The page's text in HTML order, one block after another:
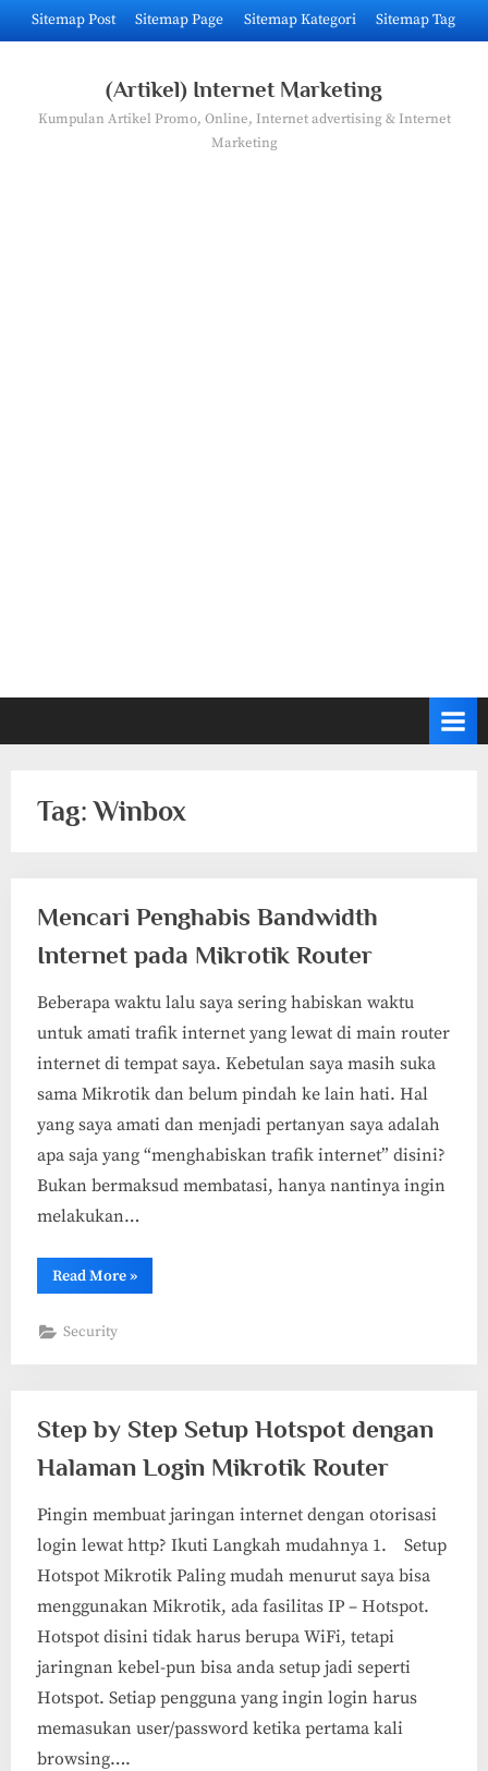
Skip
to
Sitemap Post Sitemap Page Sitemap Kategori Sitemap Tag
(Artikel) Internet Marketing
Kumpulan Artikel Promo, Online, Internet advertising & Internet
Marketing
Tag:Winbox
Mencari Penghabis Bandwidth
Internet pada Mikrotik Router
Beberapa waktu lalu saya sering habiskan waktu
untuk amati trafik internet yang lewat di main router
internet di tempat saya. Kebetulan saya masih suka
sama Mikrotik dan belum pindah ke lain hati. Hal
yang saya amati dan menjadi pertanyan saya adalah
apa saja yang “menghabiskan trafik internet” disini?
Bukan bermaksud membatasi, hanya nantinya ingin
melakukan…
Read More“Mencari
Penghabis
»
Security
Step by Step Setup Hotspot dengan
Halaman Login Mikrotik Router
Pingin membuat jaringan internet dengan otorisasi
login lewat http? Ikuti Langkah mudahnya 1. Setup
Hotspot Mikrotik Paling mudah menurut saya bisa
menggunakan Mikrotik, ada fasilitas IP – Hotspot.
Hotspot disini tidak harus berupa WiFi, tetapi
jaringnan kebel-pun bisa anda setup jadi seperti
Hotspot. Setiap pengguna yang ingin login harus
memasukan user/password ketika pertama kali
browsing….